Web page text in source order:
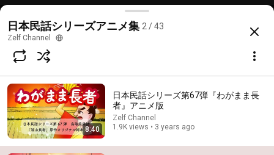
日本民話シリーズ第68弾『閻魔様を大攻略』アニメ
@zelfchannel2023
Subscribe
Choices for families
Explore simpler, safer experiences for kids and
families
日本民話シリーズアニメ集 2 / 43
Zelf Channel
8:40
日本民話シリーズ第67弾『わがまま長
者』アニメ版
Zelf Channel
1.9K views • 3 years ago